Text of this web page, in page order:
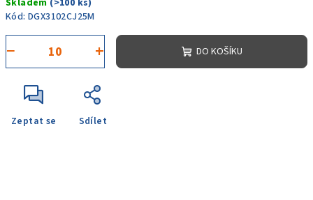
cena:
Skladem (>100 ks)
Kód: DGX3102CJ25M
+
− DO KOŠÍKU
Zeptat se Sdílet